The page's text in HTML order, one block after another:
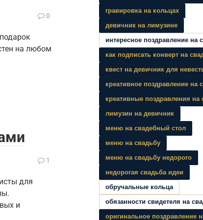
0
на любом
1
для
и
гравировка на кольцах
девичник на лимузине
интересное поздравление на
как подписать конверт на
квест на девичник для
креативное поздравление на
креативные поздравления на
лимузин на девичник
меню на свадебный стол
меню на свадьбу
меню на свадьбу недорого
недорогая свадьба идеи
обручальные кольца
обязанности свидетеля на
оригинальное поздравление